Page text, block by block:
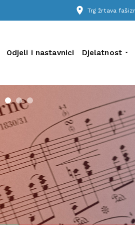
place Trg žrtava
Odjeli i nastavnici Djelatnost